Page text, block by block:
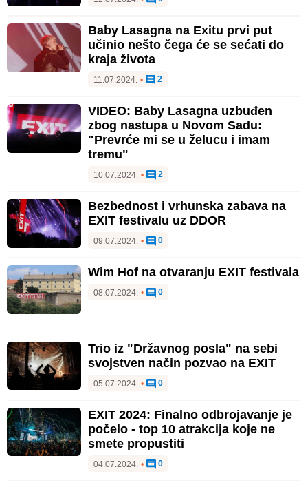
Baby Lasagna na Exitu prvi put
učinio nešto čega će se sećati do
kraja života
11.07.2024. • 2
VIDEO: Baby Lasagna uzbuđen
zbog nastupa u Novom Sadu:
"Prevrće mi se u želucu i imam
tremu"
10.07.2024. • 2
Bezbednost i vrhunska zabava na
EXIT festivalu uz DDOR
09.07.2024. • 0
Wim Hof na otvaranju EXIT festivala
08.07.2024. • 0
Trio iz "Državnog posla" na sebi
svojstven način pozvao na EXIT
05.07.2024. • 0
EXIT 2024: Finalno odbrojavanje je
počelo - top 10 atrakcija koje ne
smete propustiti
04.07.2024. • 0